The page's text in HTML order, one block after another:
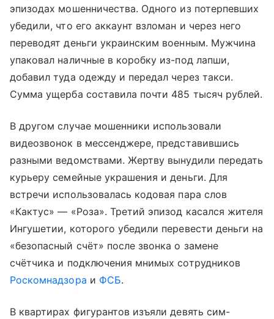
эпизодах мошенничества. Одного из потерпевших
убедили, что его аккаунт взломан и через него
переводят деньги украинским военным. Мужчина
упаковал наличные в коробку из-под лапши,
добавил туда одежду и передал через такси.
Сумма ущерба составила почти 485 тысяч рублей.
В другом случае мошенники использовали
видеозвонок в мессенджере, представившись
разными ведомствами. Жертву вынудили передать
курьеру семейные украшения и деньги. Для
встречи использовалась кодовая пара слов
«Кактус» — «Роза». Третий эпизод касался жителя
Ингушетии, которого убедили перевести деньги на
«безопасный счёт» после звонка о замене
счётчика и подключения мнимых сотрудников
Роскомнадзора и ФСБ.
В квартирах фигурантов изъяли девять сим-